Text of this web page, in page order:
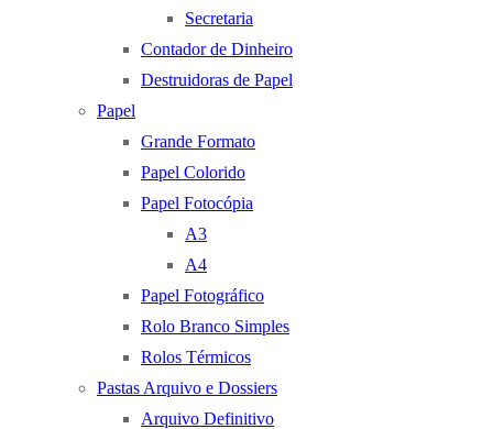
Secretaria
Contador de Dinheiro
Destruidoras de Papel
Papel
Grande Formato
Papel Colorido
Papel Fotocópia
A3
A4
Papel Fotográfico
Rolo Branco Simples
Rolos Térmicos
Pastas Arquivo e Dossiers
Arquivo Definitivo